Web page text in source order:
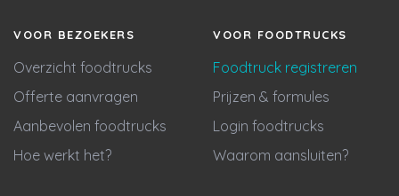
VOOR BEZOEKERS
Overzicht foodtrucks
Offerte aanvragen
Aanbevolen foodtrucks
Hoe werkt het?
VOOR FOODTRUCKS
Foodtruck registreren
Prijzen & formules
Login foodtrucks
Waarom aansluiten?